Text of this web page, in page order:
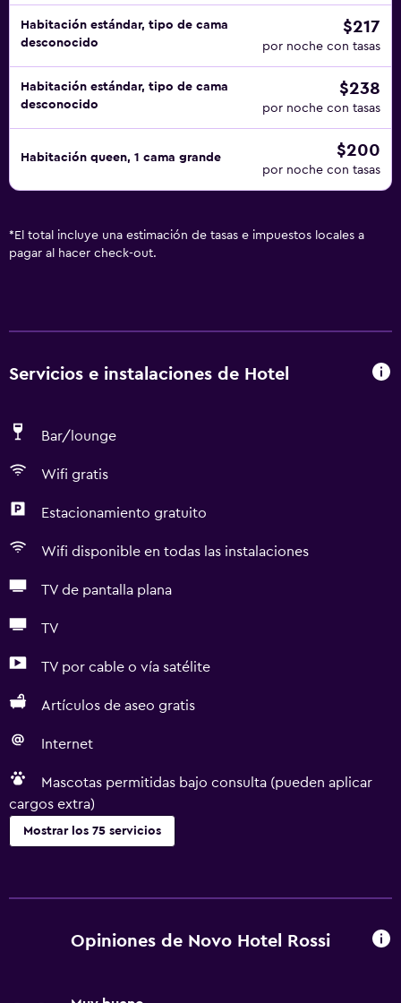
Habitación estándar, tipo de cama
desconocido
$217
por noche con tasas
Habitación estándar, tipo de cama
desconocido
$238
por noche con tasas
Habitación queen, 1 cama grande $200
por noche con tasas
* El total incluye una estimación de tasas e impuestos locales a
pagar al hacer check-out.
Servicios e instalaciones de Hotel
Bar/lounge
Wifi gratis
Estacionamiento gratuito
Wifi disponible en todas las instalaciones
TV de pantalla plana
TV
TV por cable o vía satélite
Artículos de aseo gratis
Internet
Mascotas permitidas bajo consulta (pueden aplicar
cargos extra)
Mostrar los 75 servicios
Unidad accesible para personas en silla de ruedas
Mascotas permitidas bajo consulta (pueden aplicar cargos
Opiniones de Novo Hotel Rossi